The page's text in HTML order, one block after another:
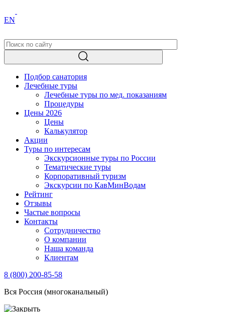
EN
Подбор санатория
Лечебные туры
Лечебные туры по мед. показаниям
Процедуры
Цены 2026
Цены
Калькулятор
Акции
Туры по интересам
Экскурсионные туры по России
Тематические туры
Корпоративный туризм
Экскурсии по КавМинВодам
Рейтинг
Отзывы
Частые вопросы
Контакты
Сотрудничество
О компании
Наша команда
Клиентам
8 (800) 200-85-58
Вся Россия (многоканальный)